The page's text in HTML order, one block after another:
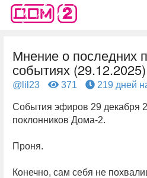
Мнение о последних
событиях (29.12.2025)
@lil23 371 219 дней
События эфиров 29 декабря
поклонников Дома-2.
Проня.
Конечно, сам себя не